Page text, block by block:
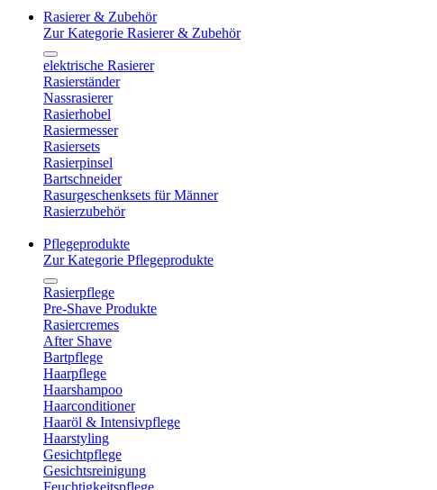
Rasierer & Zubehör
Zur Kategorie Rasierer & Zubehör
elektrische Rasierer
Rasierständer
Nassrasierer
Rasierhobel
Rasiermesser
Rasiersets
Rasierpinsel
Bartschneider
Rasurgeschenksets für Männer
Rasierzubehör
Pflegeprodukte
Zur Kategorie Pflegeprodukte
Rasierpflege
Pre-Shave Produkte
Rasiercremes
After Shave
Bartpflege
Haarpflege
Haarshampoo
Haarconditioner
Haaröl & Intensivpflege
Haarstyling
Gesichtpflege
Gesichtsreinigung
Feuchtigkeitspflege